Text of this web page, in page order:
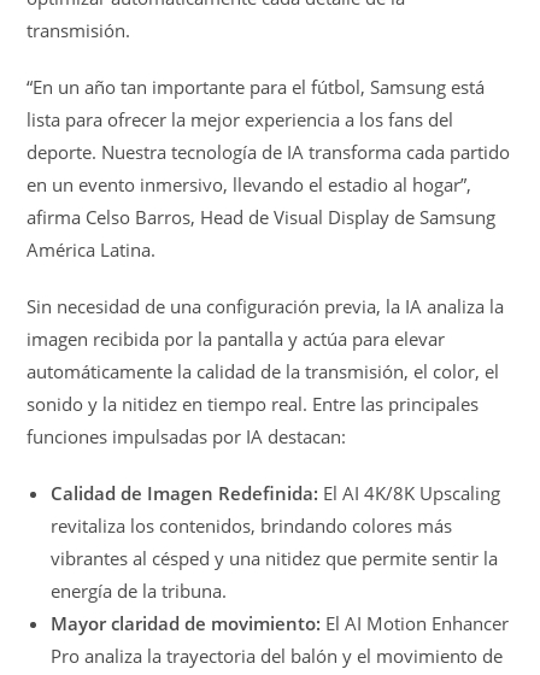
transmisión.
“En un año tan importante para el fútbol, Samsung está
lista para ofrecer la mejor experiencia a los fans del
deporte. Nuestra tecnología de IA transforma cada partido
en un evento inmersivo, llevando el estadio al hogar”,
afirma Celso Barros, Head de Visual Display de Samsung
América Latina.
Sin necesidad de una configuración previa, la IA analiza la
imagen recibida por la pantalla y actúa para elevar
automáticamente la calidad de la transmisión, el color, el
sonido y la nitidez en tiempo real. Entre las principales
funciones impulsadas por IA destacan:
Calidad de Imagen Redefinida: El AI 4K/8K Upscaling
revitaliza los contenidos, brindando colores más
vibrantes al césped y una nitidez que permite sentir la
energía de la tribuna.
Mayor claridad de movimiento: El AI Motion Enhancer
Pro analiza la trayectoria del balón y el movimiento de